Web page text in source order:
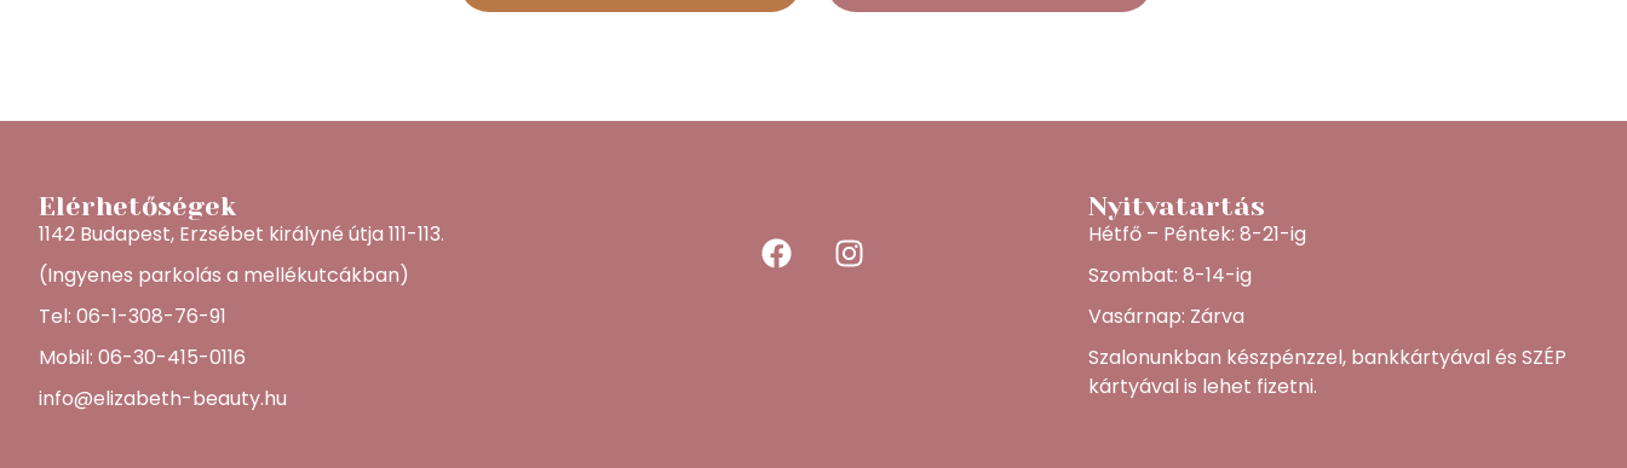
Elérhetőségek
1142 Budapest, Erzsébet királyné útja 111-113.
(Ingyenes parkolás a mellékutcákban)
Tel: 06-1-308-76-91
Mobil: 06-30-415-0116
info@elizabeth-beauty.hu
Nyitvatartás
Hétfő – Péntek: 8-21-ig
Szombat: 8-14-ig
Vasárnap: Zárva
Szalonunkban készpénzzel, bankkártyával és SZÉP
kártyával is lehet fizetni.